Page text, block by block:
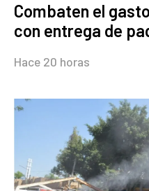
Combaten el
con entrega de
Hace 20 horas